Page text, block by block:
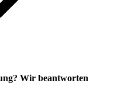
Wir beantworten